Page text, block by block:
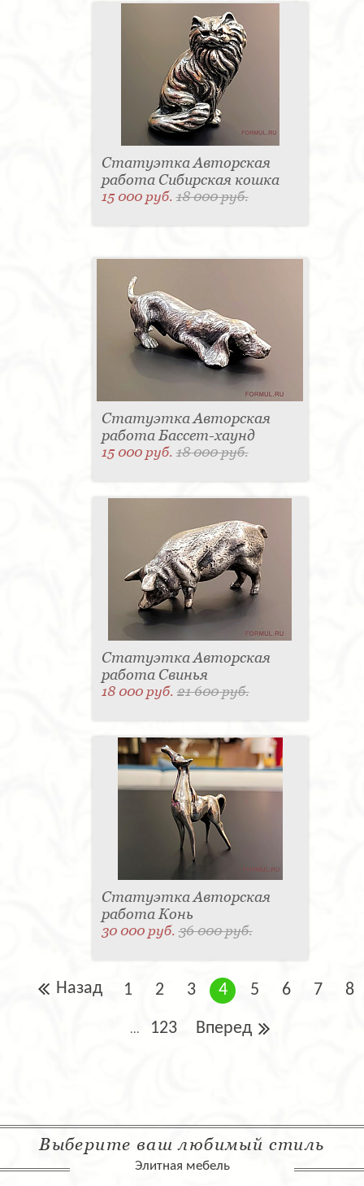
Статуэтка Авторская
работа Сибирская кошка
15 000 руб.18 000 руб.
Статуэтка Авторская
работа Бассет-хаунд
15 000 руб.18 000 руб.
Статуэтка Авторская
работа Свинья
18 000 руб.21 600 руб.
Статуэтка Авторская
работа Конь
30 000 руб.36 000 руб.
Назад 1 2 3 4 5 6 7 8
... 123 Вперед
Выберите ваш любимый стиль
Элитная мебель